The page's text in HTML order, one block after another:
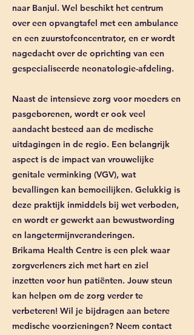
naar Banjul. Wel beschikt het centrum
over een opvangtafel met een ambulance
en een zuurstofconcentrator, en er wordt
nagedacht over de oprichting van een
gespecialiseerde neonatologie-afdeling.
Naast de intensieve zorg voor moeders en
pasgeborenen, wordt er ook veel
aandacht besteed aan de medische
uitdagingen in de regio. Een belangrijk
aspect is de impact van vrouwelijke
genitale verminking (VGV), wat
bevallingen kan bemoeilijken. Gelukkig is
deze praktijk inmiddels bij wet verboden,
en wordt er gewerkt aan bewustwording
en langetermijnveranderingen.
Brikama Health Centre is een plek waar
zorgverleners zich met hart en ziel
inzetten voor hun patiënten. Jouw steun
kan helpen om de zorg verder te
verbeteren! Wil je bijdragen aan betere
medische voorzieningen? Neem contact